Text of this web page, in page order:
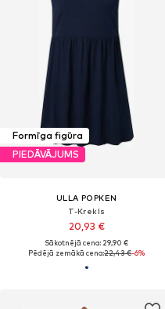
Formīga figūra
PIEDĀVĀJUMS
ULLA POPKEN
T-Krekls
20,93 €
Sākotnējā cena: 29,90 €
Pēdējā zemākā cena:22,43 €-6%